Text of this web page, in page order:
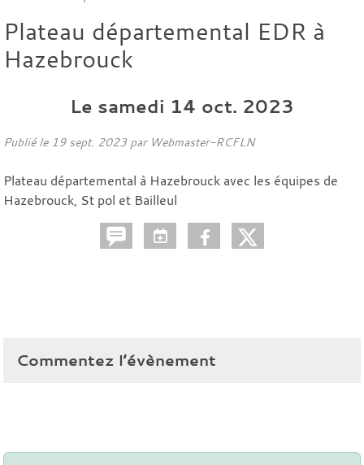
Plateau départemental EDR à
Hazebrouck
Le samedi 14 oct. 2023
Publié le 19 sept. 2023par Webmaster-RCFLN
Plateau départemental à Hazebrouck avec les équipes de
Hazebrouck, St pol et Bailleul
Commentez l’évènement